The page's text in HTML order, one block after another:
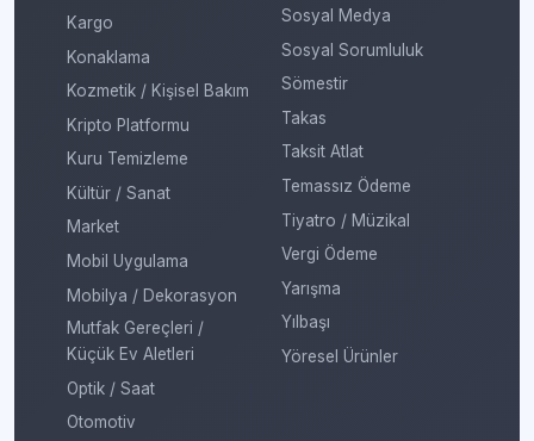
Kargo
Konaklama
Kozmetik / Kişisel Bakım
Kripto Platformu
Kuru Temizleme
Kültür / Sanat
Market
Mobil Uygulama
Mobilya / Dekorasyon
Mutfak Gereçleri /
Küçük Ev Aletleri
Optik / Saat
Otomotiv
Sosyal Medya
Sosyal Sorumluluk
Sömestir
Takas
Taksit Atlat
Temassız Ödeme
Tiyatro / Müzikal
Vergi Ödeme
Yarışma
Yılbaşı
Yöresel Ürünler